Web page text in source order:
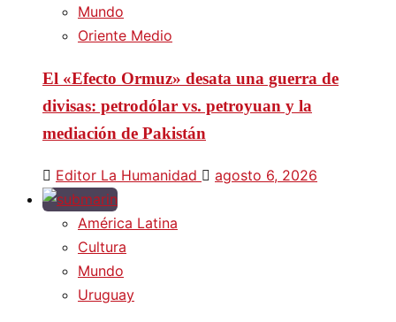
Mundo
Oriente Medio
El «Efecto Ormuz» desata una guerra de
divisas: petrodólar vs. petroyuan y la
mediación de Pakistán
Editor La Humanidad agosto 6, 2026
América Latina
Cultura
Mundo
Uruguay